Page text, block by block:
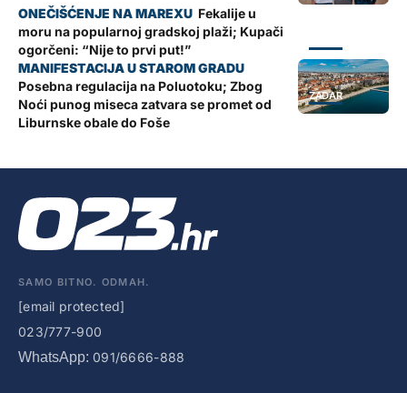
Fekalije u
moru na popularnoj gradskoj plaži; Kupači
ogorčeni: “Nije to prvi put!”
ZADAR
Posebna regulacija na Poluotoku; Zbog
Noći punog miseca zatvara se promet od
Liburnske obale do Foše
SAMO BITNO. ODMAH.
[email protected]
023/777-900
WhatsApp: 091/6666-888